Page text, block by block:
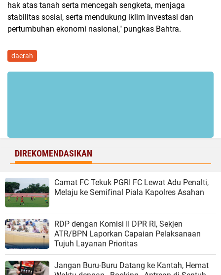
hak atas tanah serta mencegah sengketa, menjaga
stabilitas sosial, serta mendukung iklim investasi dan
pertumbuhan ekonomi nasional," pungkas Bahtra.
daerah
DIREKOMENDASIKAN
Camat FC Tekuk PGRI FC Lewat Adu Penalti,
Melaju ke Semifinal Piala Kapolres Asahan
RDP dengan Komisi II DPR RI, Sekjen
ATR/BPN Laporkan Capaian Pelaksanaan
Tujuh Layanan Prioritas
Jangan Buru-Buru Datang ke Kantah, Hemat